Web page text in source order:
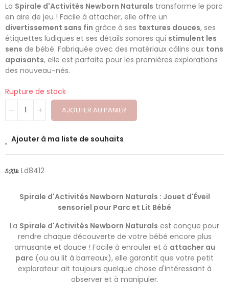
La Spirale d'Activités Newborn Naturals transforme le parc
en aire de jeu ! Facile à attacher, elle offre un
divertissement sans fin grâce à ses textures douces, ses
étiquettes ludiques et ses détails sonores qui stimulent les
sens de bébé. Fabriquée avec des matériaux câlins aux tons
apaisants, elle est parfaite pour les premières explorations
des nouveau-nés.
Rupture de stock
AJOUTER AU PANIER
Ajouter à ma liste de souhaits
SKU: Ld8412
Spirale d'Activités Newborn Naturals : Jouet d'Éveil
sensoriel pour Parc et Lit Bébé
La Spirale d'Activités Newborn Naturals est conçue pour
rendre chaque découverte de votre bébé encore plus
amusante et douce ! Facile à enrouler et à attacher au
parc (ou au lit à barreaux), elle garantit que votre petit
explorateur ait toujours quelque chose d'intéressant à
observer et à manipuler.